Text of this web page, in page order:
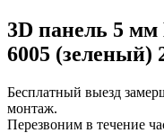
3D панель 5
6005 (зеленый)
Бесплатный выезд
монтаж.
Перезвоним в течение